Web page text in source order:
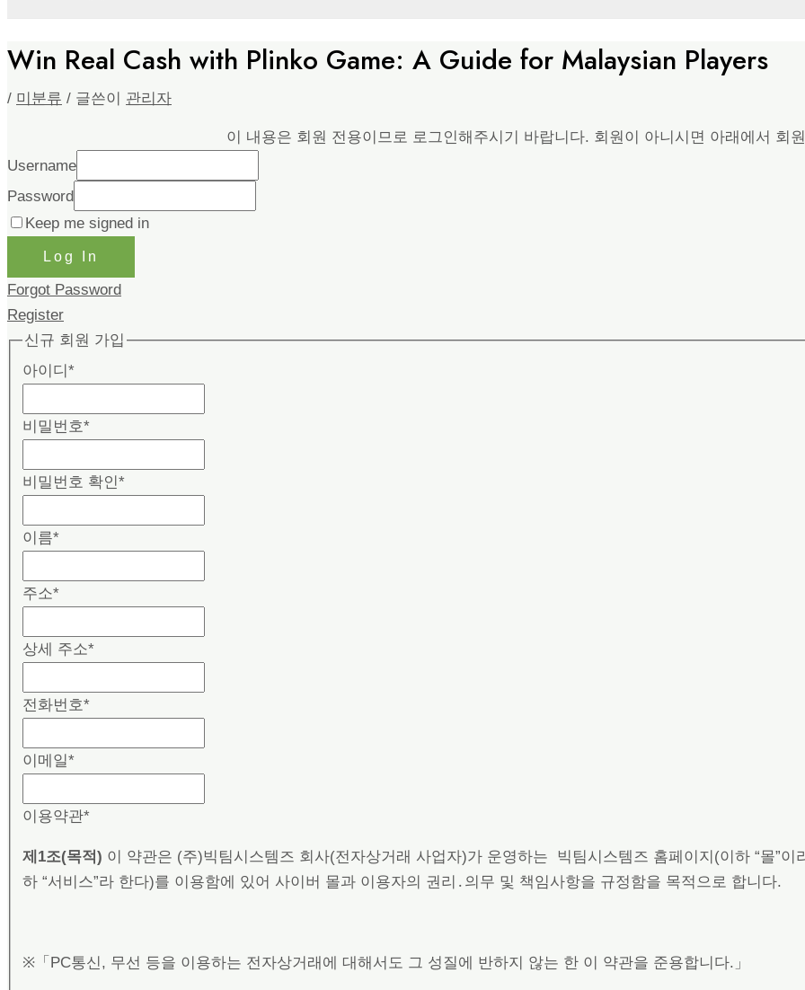
Win Real Cash with Plinko Game: A Guide for Malaysian Players
/ 미분류 / 글쓴이 관리자
이 내용은 회원 전용이므로 로그인해주시기 바랍니다. 회원이 아니시면 아래에서 회
Username
Password
Keep me signed in
Log In
Forgot Password
Register
신규 회원 가입
아이디*
비밀번호*
비밀번호 확인*
이름*
주소*
상세 주소*
전화번호*
이메일*
이용약관*
제 1조(목적 ) 이 약관은 (주)빅팀시스템즈 회사(전자상거래 사업자)가 운영하는 빅팀시스템즈 홈페이지(이하 “몰”
하 “서비스”라 한다)를 이용함에 있어 사이버 몰과 이용자의 권리․의무 및 책임사항을 규정함을 목적으로 합니다.
※「PC통신, 무선 등을 이용하는 전자상거래에 대해서도 그 성질에 반하지 않는 한 이 약관을 준용합니다.」